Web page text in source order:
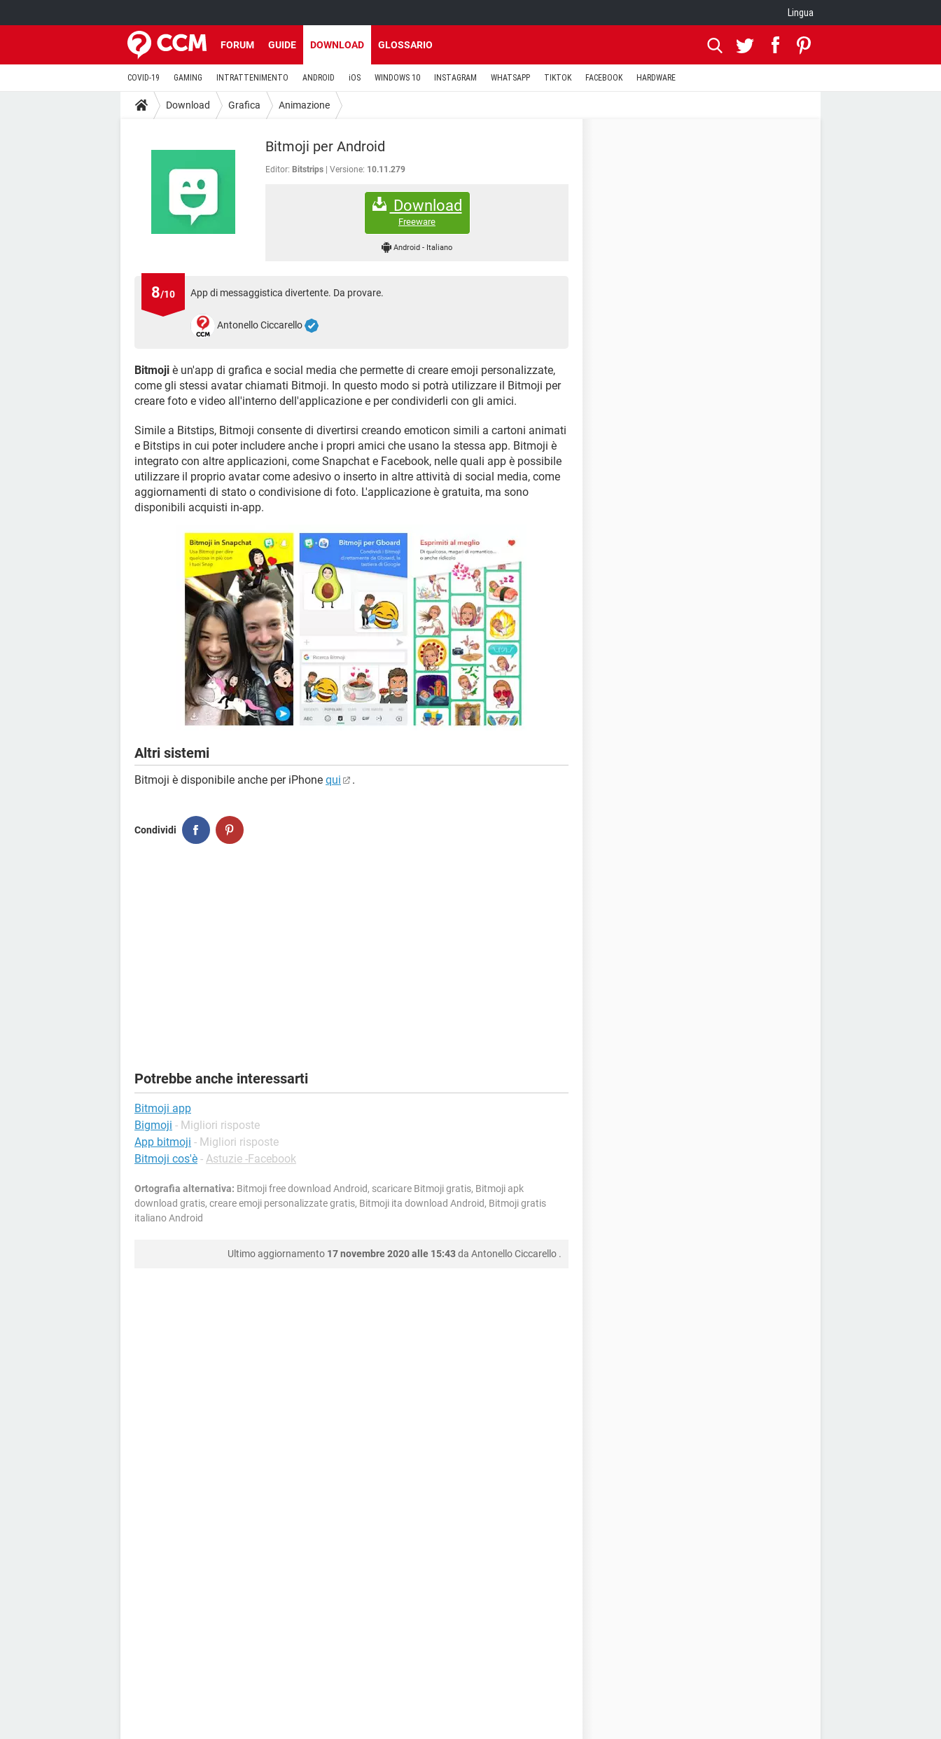
Lingua
FORUM GUIDE DOWNLOAD GLOSSARIO
COVID-19 GAMING INTRATTENIMENTO ANDROID iOS WINDOWS 10 INSTAGRAM WHATSAPP TIKTOK FACEBOOK HARDWARE
Download Grafica Animazione
Bitmoji per Android
Editor: Bitstrips Versione: 10.11.279
Download
Freeware
Android- Italiano
8/10 App di messaggistica divertente. Da provare.
Antonello Ciccarello
Bitmoji è un'app di grafica e social media che permette di creare emoji personalizzate,
come gli stessi avatar chiamati Bitmoji. In questo modo si potrà utilizzare il Bitmoji per
creare foto e video all'interno dell'applicazione e per condividerli con gli amici.
Simile a Bitstips, Bitmoji consente di divertirsi creando emoticon simili a cartoni animati
e Bitstips in cui poter includere anche i propri amici che usano la stessa app. Bitmoji è
integrato con altre applicazioni, come Snapchat e Facebook, nelle quali app è possibile
utilizzare il proprio avatar come adesivo o inserto in altre attività di social media, come
aggiornamenti di stato o condivisione di foto. L'applicazione è gratuita, ma sono
disponibili acquisti in-app.
Altri sistemi
Bitmoji è disponibile anche per iPhone qui .
Condividi
Potrebbe anche interessarti
Bitmoji app
Bigmoji - Migliori risposte
App bitmoji - Migliori risposte
Bitmoji cos'è - Astuzie -Facebook
Ortografia alternativa: Bitmoji free download Android, scaricare Bitmoji gratis, Bitmoji apk
download gratis, creare emoji personalizzate gratis, Bitmoji ita download Android, Bitmoji gratis
italiano Android
Ultimo aggiornamento 17 novembre 2020 alle 15:43da Antonello Ciccarello .